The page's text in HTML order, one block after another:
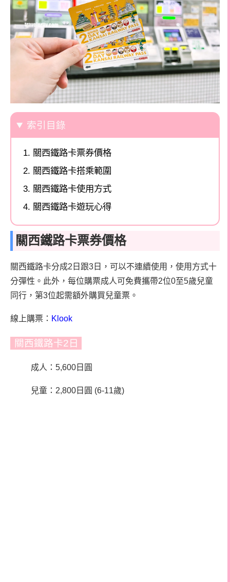
索引目錄
關西鐵路卡票券價格
關西鐵路卡搭乘範圍
關西鐵路卡使用方式
關西鐵路卡遊玩心得
關西鐵路卡票券價格
關西鐵路卡分成2日跟3日，可以不連續使用，使用方式十
分彈性。此外，每位購票成人可免費攜帶2位0至5歲兒童
同行，第3位起需額外購買兒童票。
線上購票： Klook
關西鐵路卡2日
成人：5,600日圓
兒童：2,800日圓 (6-11歲)